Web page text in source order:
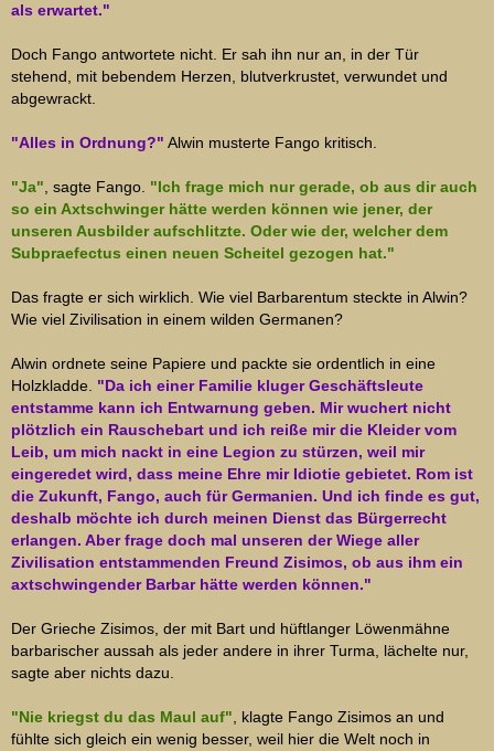
als erwartet."
Doch Fango antwortete nicht. Er sah ihn nur an, in der Tür
stehend, mit bebendem Herzen, blutverkrustet, verwundet und
abgewrackt.
"Alles in Ordnung?" Alwin musterte Fango kritisch.
"Ja" , sagte Fango. "Ich frage mich nur gerade, ob aus dir auch
so ein Axtschwinger hätte werden können wie jener, der
unseren Ausbilder aufschlitzte. Oder wie der, welcher dem
Subpraefectus einen neuen Scheitel gezogen hat."
Das fragte er sich wirklich. Wie viel Barbarentum steckte in Alwin?
Wie viel Zivilisation in einem wilden Germanen?
Alwin ordnete seine Papiere und packte sie ordentlich in eine
Holzkladde. "Da ich einer Familie kluger Geschäftsleute
entstamme kann ich Entwarnung geben. Mir wuchert nicht
plötzlich ein Rauschebart und ich reiße mir die Kleider vom
Leib, um mich nackt in eine Legion zu stürzen, weil mir
eingeredet wird, dass meine Ehre mir Idiotie gebietet. Rom ist
die Zukunft, Fango, auch für Germanien. Und ich finde es gut,
deshalb möchte ich durch meinen Dienst das Bürgerrecht
erlangen. Aber frage doch mal unseren der Wiege aller
Zivilisation entstammenden Freund Zisimos, ob aus ihm ein
axtschwingender Barbar hätte werden können."
Der Grieche Zisimos, der mit Bart und hüftlanger Löwenmähne
barbarischer aussah als jeder andere in ihrer Turma, lächelte nur,
sagte aber nichts dazu.
"Nie kriegst du das Maul auf" , klagte Fango Zisimos an und
fühlte sich gleich ein wenig besser, weil hier die Welt noch in